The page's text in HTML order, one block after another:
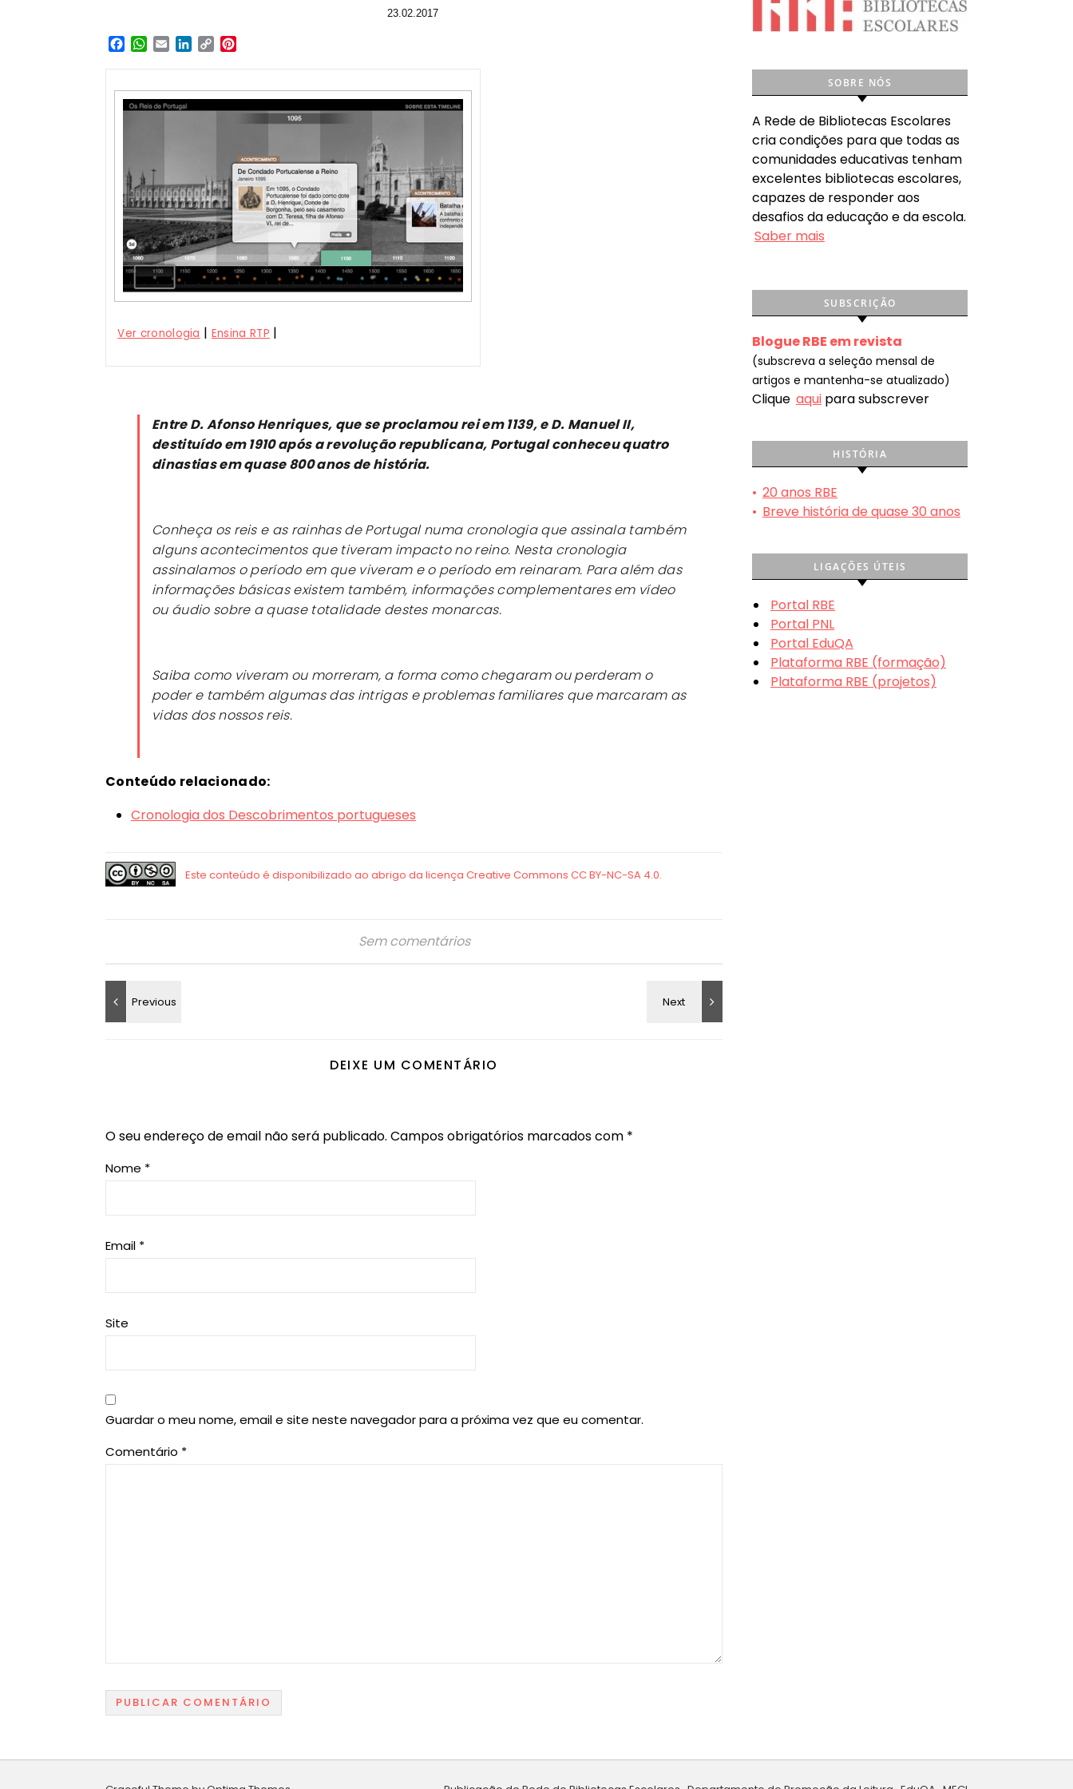
23.02.2017
Facebook
WhatsApp
EmailLinkedIn
Copy
Ver cronologia | Ensina RTP |
Entre D. Afonso Henriques, que se proclamou rei em 1139, e D. Manuel II,
destituído em 1910 após a revolução republicana, Portugal conheceu quatro
dinastias em quase 800 anos de história.
Conheça os reis e as rainhas de Portugal numa cronologia que assinala também
alguns acontecimentos que tiveram impacto no reino. Nesta cronologia
assinalamos o período em que viveram e o período em reinaram. Para além das
informações básicas existem também, informações complementares em vídeo
ou áudio sobre a quase totalidade destes monarcas.
Saiba como viveram ou morreram, a forma como chegaram ou perderam o
poder e também algumas das intrigas e problemas familiares que marcaram as
vidas dos nossos reis.
Conteúdo relacionado:
Cronologia dos Descobrimentos portugueses
Sem comentários
DEIXE UM COMENTÁRIO
O seu endereço de email não será publicado. Campos obrigatórios marcados com *
Nome *
Email *
Site
Guardar o meu nome, email e site neste navegador para a próxima vez que eu comentar.
Comentário *
SOBRE NÓS
A Rede de Bibliotecas Escolares
cria condições para que todas as
comunidades educativas tenham
excelentes bibliotecas escolares,
capazes de responder aos
desafios da educação e da escola.
Saber mais
SUBSCRIÇÃO
Blogue RBE em revista
(subscreva a seleção mensal de
artigos e mantenha-se atualizado)
Clique aqui para subscrever
HISTÓRIA
• 20 anos RBE
• Breve história de quase 30 anos
LIGAÇÕES ÚTEIS
Portal RBE
Portal PNL
Portal EduQA
Plataforma RBE (formação)
Plataforma RBE (projetos)